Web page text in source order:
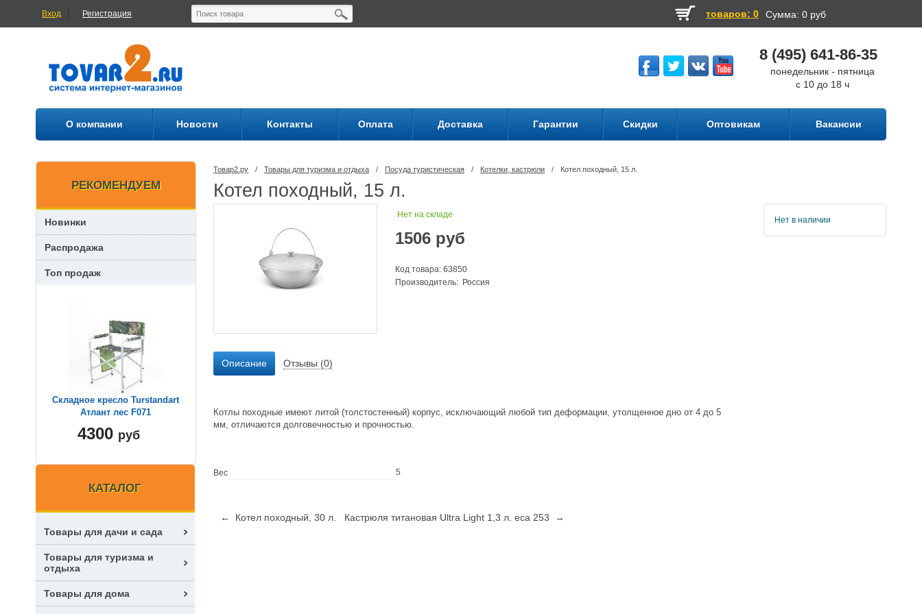
Вход Регистрация товаров: 0 Сумма: 0 руб
8 (495) 641-86-35
понедельник - пятница
с 10 до 18 ч
О компании Новости Контакты Оплата Доставка Гарантии Скидки Оптовикам Вакансии
Товар2.ру / Товары для туризма и отдыха / Посуда туриcтическая / Котелки, кастрюли / Котел походный, 15 л.
Котел походный, 15 л.
Нет на складе
1506 руб
Код товара: 63850
Производитель: Россия
Нет в наличии
Описание Отзывы (0)
Котлы походные имеют литой (толстостенный) корпус, исключающий любой тип деформации, утолщенное дно от 4 до 5
мм, отличаются долговечностью и прочностью.
Вес 5
← Котел походный, 30 л. Кастрюля титановая Ultra Light 1,3 л. eca 253 →
РЕКОМЕНДУЕМ
Новинки
Распродажа
Топ продаж
Складное кресло Turstandart
Атлант лес F071
4300 руб
КАТАЛОГ
Товары для дачи и сада
Товары для туризма и
отдыха
Товары для дома